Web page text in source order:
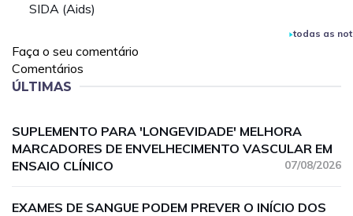
SIDA (Aids)
todas as
Faça o seu comentário
Comentários
ÚLTIMAS
SUPLEMENTO PARA 'LONGEVIDADE' MELHORA
MARCADORES DE ENVELHECIMENTO VASCULAR EM
ENSAIO CLÍNICO
07/08/2026
EXAMES DE SANGUE PODEM PREVER O INÍCIO DOS